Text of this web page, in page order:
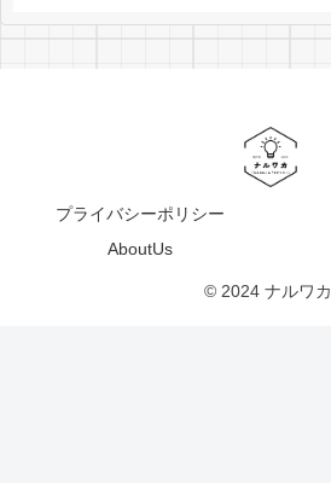
プライバシーポリシー
AboutUs
© 2024 ナルワカ.